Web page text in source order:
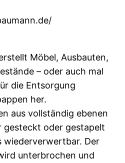
Möbel, Ausbauten,
– oder auch mal
die Entsorgung
her.
aus vollständig ebenen
gesteckt oder gestapelt
wiederverwertbar. Der
unterbrochen und